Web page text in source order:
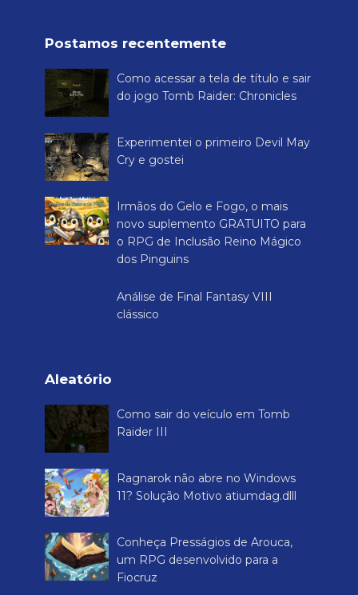
Postamos recentemente
Como acessar a tela de título e sair
do jogo Tomb Raider: Chronicles
Experimentei o primeiro Devil May
Cry e gostei
Irmãos do Gelo e Fogo, o mais
novo suplemento GRATUITO para
o RPG de Inclusão Reino Mágico
dos Pinguins
Análise de Final Fantasy VIII
clássico
Aleatório
Como sair do veículo em Tomb
Raider III
Ragnarok não abre no Windows
11? Solução Motivo atiumdag.dlll
Conheça Presságios de Arouca,
um RPG desenvolvido para a
Fiocruz